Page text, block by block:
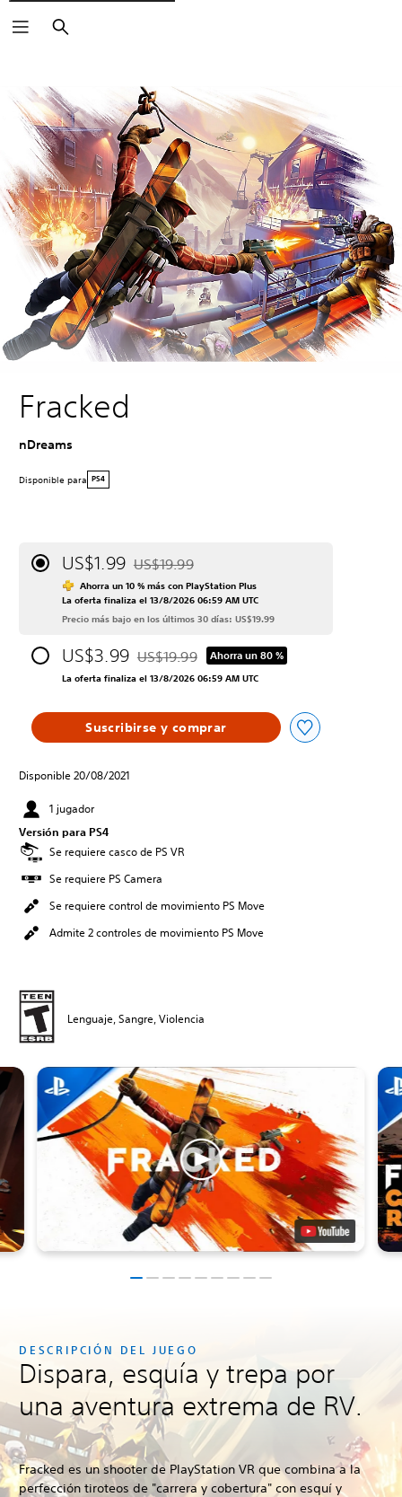
Buscar
Fracked
nDreams
Disponible para PS4
US$1.99 Rebajado del precio original de US$19.99
US$19.99
Ahorra un 10 % más con PlayStation Plus
La oferta finaliza el 13/8/2026 06:59 AM UTC
Precio más bajo en los últimos 30 días: US$19.99
US$3.99 Rebajado del precio original de US$19.99
US$19.99 Ahorra un 80 %
La oferta finaliza el 13/8/2026 06:59 AM UTC
Suscribirse y comprar
Disponible 20/08/2021
1 jugador
Versión para PS4
Se requiere casco de PS VR
Se requiere PS Camera
Se requiere control de movimiento PS Move
Admite 2 controles de movimiento PS Move
Lenguaje, Sangre, Violencia
DESCRIPCIÓN DEL JUEGO
Dispara, esquía y trepa por
una aventura extrema de RV.
Fracked es un shooter de PlayStation VR que combina a la
perfección tiroteos de "carrera y cobertura" con esquí y